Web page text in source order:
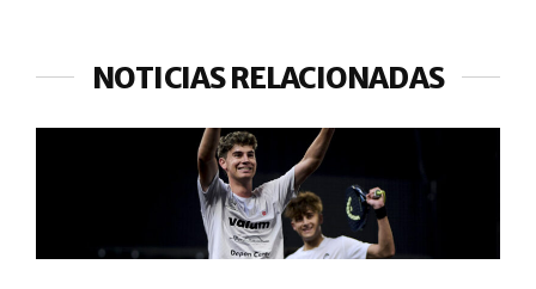
NOTICIAS RELACIONADAS